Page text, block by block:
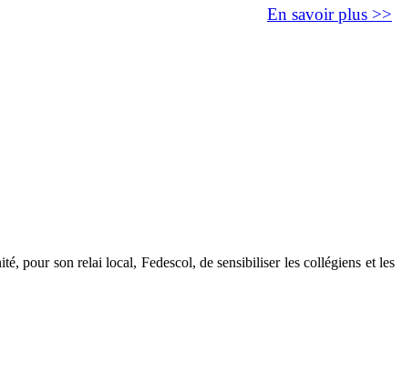
En savoir plus >>
pour son relai local, Fedescol, de sensibiliser les collégiens et les